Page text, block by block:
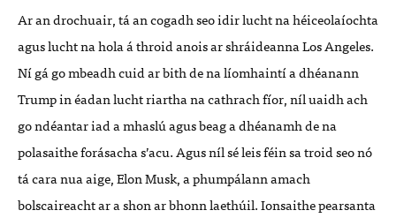
Ar an drochuair, tá an cogadh seo idir lucht na héiceolaíochta
agus lucht na hola á throid anois ar shráideanna Los Angeles.
Ní gá go mbeadh cuid ar bith de na líomhaintí a dhéanann
Trump in éadan lucht riartha na cathrach fíor, níl uaidh ach
go ndéantar iad a mhaslú agus beag a dhéanamh de na
polasaithe forásacha s’acu. Agus níl sé leis féin sa troid seo nó
tá cara nua aige, Elon Musk, a phumpálann amach
bolscaireacht ar a shon ar bhonn laethúil. Ionsaithe pearsanta